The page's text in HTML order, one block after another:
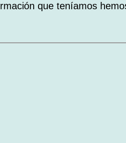
que teníamos